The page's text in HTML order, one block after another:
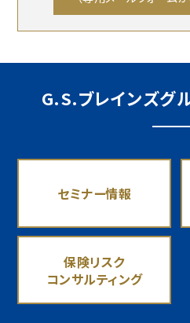
G.S.ブレインズグ
セミナー情報
保険リスク
コンサルティング